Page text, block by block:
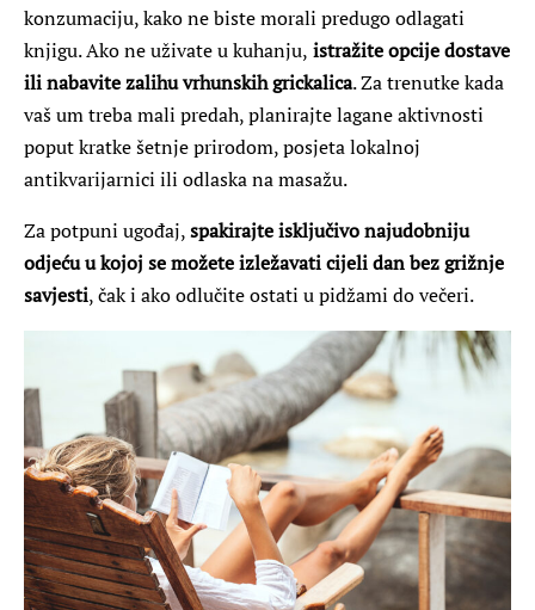
konzumaciju, kako ne biste morali predugo odlagati
knjigu. Ako ne uživate u kuhanju, istražite opcije dostave
ili nabavite zalihu vrhunskih grickalica. Za trenutke kada
vaš um treba mali predah, planirajte lagane aktivnosti
poput kratke šetnje prirodom, posjeta lokalnoj
antikvarijarnici ili odlaska na masažu.
Za potpuni ugođaj,spakirajte isključivo najudobniju
odjeću u kojoj se možete izležavati cijeli dan bez grižnje
savjesti, čak i ako odlučite ostati u pidžami do večeri.